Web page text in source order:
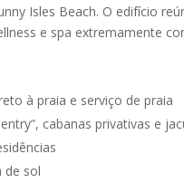
Isles Beach. O edifício
e spa extremamente
à praia e serviço de praia
cabanas privativas e
de sol